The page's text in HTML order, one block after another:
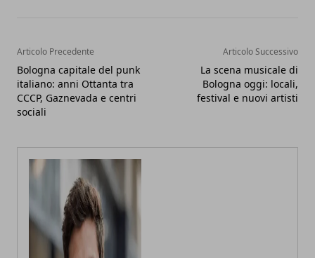
Articolo Precedente
Bologna capitale del punk
italiano: anni Ottanta tra
CCCP, Gaznevada e centri
sociali
Articolo Successivo
La scena musicale di
Bologna oggi: locali,
festival e nuovi artisti